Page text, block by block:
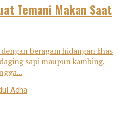
Temani Makan Saat
beragam hidangan khas
sapi maupun kambing.